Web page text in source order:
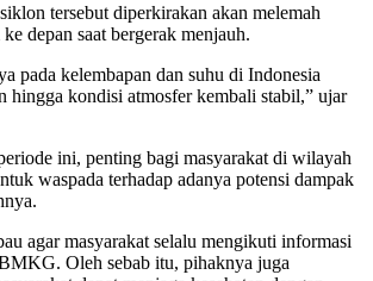
tersebut diperkirakan akan melemah
depan saat bergerak menjauh.
pada kelembapan dan suhu di Indonesia
hingga kondisi atmosfer kembali stabil,” ujar
ini, penting bagi masyarakat di wilayah
waspada terhadap adanya potensi dampak
agar masyarakat selalu mengikuti informasi
Oleh sebab itu, pihaknya juga